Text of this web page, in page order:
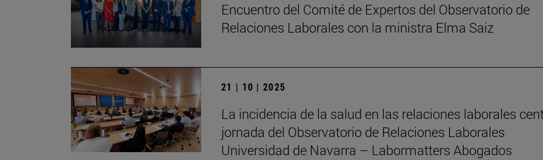
Encuentro del Comité de Expertos del Observatorio de
Relaciones Laborales con la ministra Elma Saiz
21 | 10 | 2025
La incidencia de la salud en las relaciones laborales
jornada del Observatorio de Relaciones Laborales
Universidad de Navarra – Labormatters Abogados